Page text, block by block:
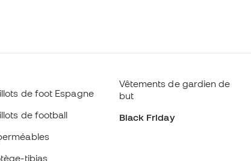
de foot Espagne
de football
tibias
Vêtements de gardien de
but
Black Friday